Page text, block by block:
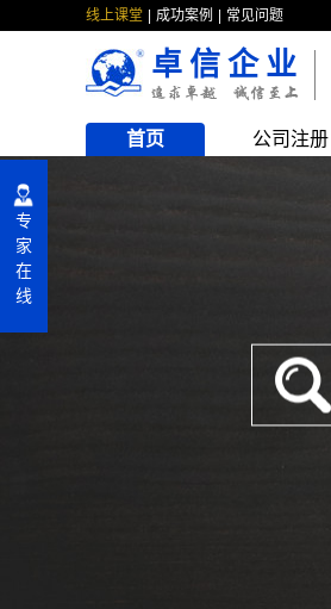
线上课堂 成功案例 常见问题
卓信企业
首页 公司注册
专
家
在
线